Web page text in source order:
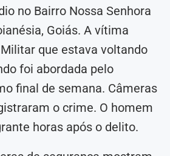
no Bairro Nossa Senhora
Goiás. A vítima
que estava voltando
foi abordada pelo
final de semana. Câmeras
o crime. O homem
horas após o delito.